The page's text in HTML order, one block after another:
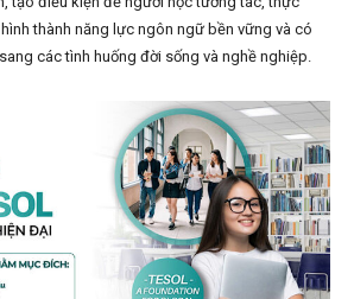
thành năng lực ngôn ngữ bền vững và có
các tình huống đời sống và nghề nghiệp.